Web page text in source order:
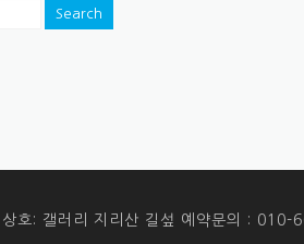
Search
호: 갤러리 지리산 길섶 예약문의 : 010-